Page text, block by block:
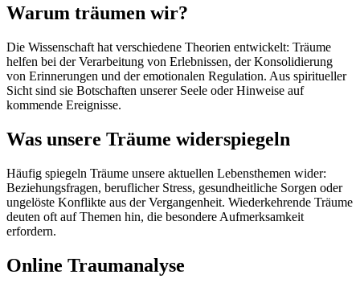
Warum träumen wir?
Die Wissenschaft hat verschiedene Theorien entwickelt: Träume
helfen bei der Verarbeitung von Erlebnissen, der Konsolidierung
von Erinnerungen und der emotionalen Regulation. Aus spiritueller
Sicht sind sie Botschaften unserer Seele oder Hinweise auf
kommende Ereignisse.
Was unsere Träume widerspiegeln
Häufig spiegeln Träume unsere aktuellen Lebensthemen wider:
Beziehungsfragen, beruflicher Stress, gesundheitliche Sorgen oder
ungelöste Konflikte aus der Vergangenheit. Wiederkehrende Träume
deuten oft auf Themen hin, die besondere Aufmerksamkeit
erfordern.
Online Traumanalyse